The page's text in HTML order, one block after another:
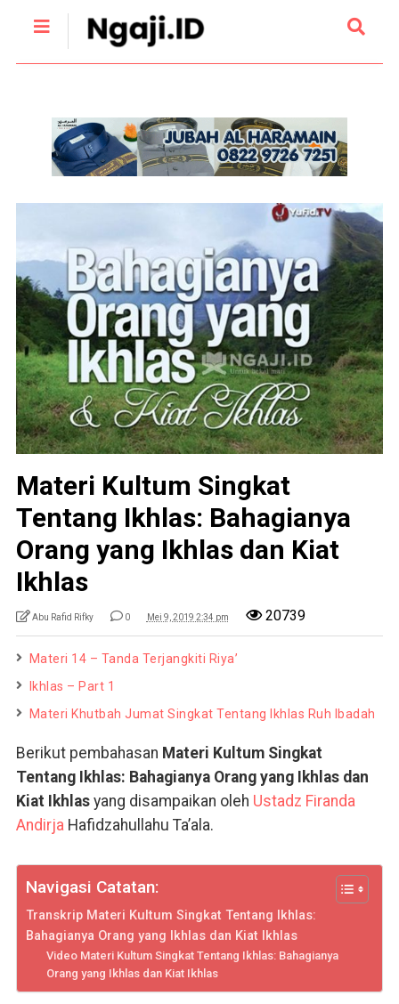
Materi Kultum Singkat
Tentang Ikhlas: Bahagianya
Orang yang Ikhlas dan Kiat
Ikhlas
Abu Rafid Rifky 0 Mei 9, 2019 2:34 pm 20739
Materi 14 – Tanda Terjangkiti Riya’
Ikhlas – Part 1
Materi Khutbah Jumat Singkat Tentang Ikhlas Ruh Ibadah
Berikut pembahasan Materi Kultum Singkat
Tentang Ikhlas: Bahagianya Orang yang Ikhlas dan
Kiat Ikhlasyang disampaikan oleh Ustadz Firanda
Andirja Hafidzahullahu Ta’ala.
Navigasi Catatan:
Transkrip Materi Kultum Singkat Tentang Ikhlas:
Bahagianya Orang yang Ikhlas dan Kiat Ikhlas
Video Materi Kultum Singkat Tentang Ikhlas: Bahagianya
Orang yang Ikhlas dan Kiat Ikhlas